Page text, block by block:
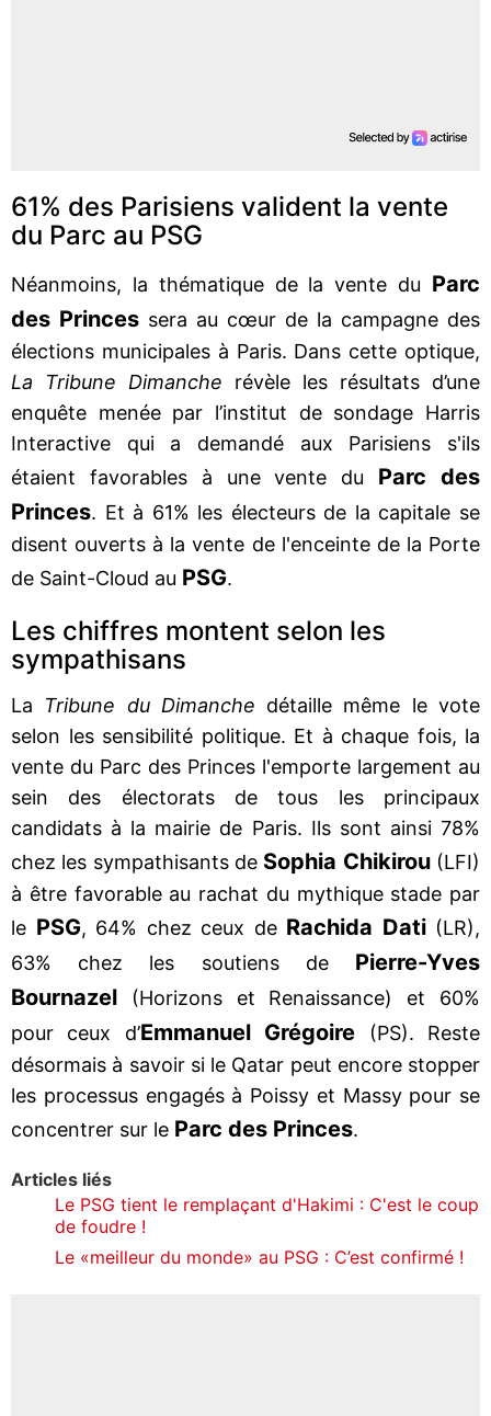
61% des Parisiens valident la vente
du Parc au PSG
Néanmoins, la thématique de la vente du Parc
des Princes sera au cœur de la campagne des
élections municipales à Paris. Dans cette optique,
La Tribune Dimanche révèle les résultats d’une
enquête menée par l’institut de sondage Harris
Interactive qui a demandé aux Parisiens s'ils
étaient favorables à une vente du
Parc des
Princes. Et à 61% les électeurs de la capitale se
disent ouverts à la vente de l'enceinte de la Porte
de Saint-Cloud au PSG.
Les chiffres montent selon les
sympathisans
La Tribune du Dimanche détaille même le vote
selon les sensibilité politique. Et à chaque fois, la
vente du Parc des Princes l'emporte largement au
sein des électorats de tous les principaux
candidats à la mairie de Paris. Ils sont ainsi 78%
chez les sympathisants de Sophia Chikirou(LFI)
à être favorable au rachat du mythique stade par
le PSG, 64% chez ceux de Rachida Dati(LR),
63% chez les soutiens de Pierre-Yves
Bournazel (Horizons et Renaissance) et 60%
pour ceux d’Emmanuel Grégoire (PS). Reste
désormais à savoir si le Qatar peut encore stopper
les processus engagés à Poissy et Massy pour se
concentrer sur le Parc des Princes.
Articles liés
Le PSG tient le remplaçant d'Hakimi : C'est le coup
de foudre !
Le «meilleur du monde» au PSG : C’est confirmé !